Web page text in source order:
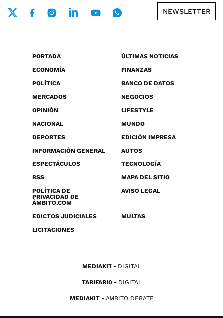
NEWSLETTER
PORTADA
ÚLTIMAS NOTICIAS
ECONOMÍA
FINANZAS
POLÍTICA
BANCO DE DATOS
MERCADOS
NEGOCIOS
OPINIÓN
LIFESTYLE
NACIONAL
MUNDO
DEPORTES
EDICIÓN IMPRESA
INFORMACIÓN GENERAL
AUTOS
ESPECTÁCULOS
TECNOLOGÍA
RSS
MAPA DEL SITIO
POLÍTICA DE
PRIVACIDAD DE
ÁMBITO.COM
AVISO LEGAL
EDICTOS JUDICIALES
MULTAS
LICITACIONES
MEDIAKIT DIGITAL
TARIFARIO DIGITAL
MEDIAKIT AMBITO DEBATE